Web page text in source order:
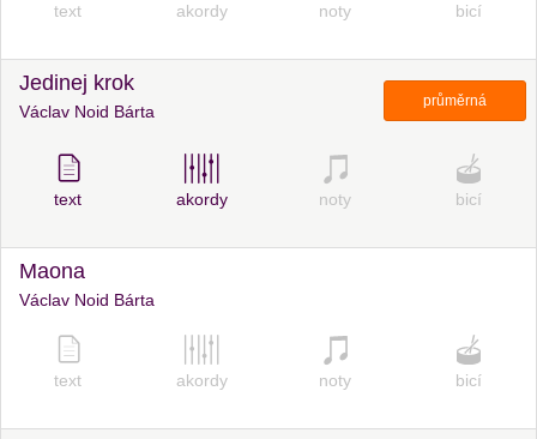
text akordy noty bicí
Jedinej krok
Václav Noid Bárta
průměrná
text akordy noty bicí
Maona
Václav Noid Bárta
text akordy noty bicí